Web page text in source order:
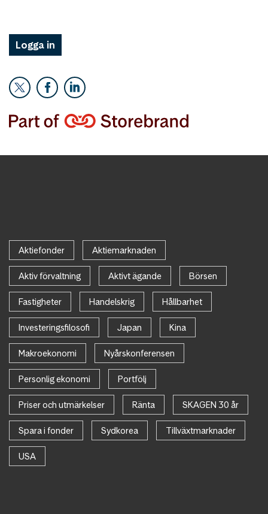
Logga in
Aktiefonder Aktiemarknaden
Aktiv förvaltning Aktivt ägande Börsen
Fastigheter Handelskrig Hållbarhet
Investeringsfilosofi Japan Kina
Makroekonomi Nyårskonferensen
Personlig ekonomi Portfölj
Priser och utmärkelser Ränta SKAGEN 30 år
Spara i fonder Sydkorea Tillväxtmarknader
USA